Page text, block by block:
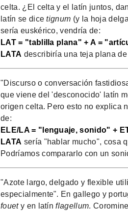
celta. ¿El celta y el latín juntos,
latín se dicetignum (y la hoja
sería euskérico, vendría de:
LAT = "tablilla plana" + A =
LATA describiría una teja plana
"Discurso o conversación
que viene del 'desconocido' latín
origen celta. Pero esto no explica
de:
ELE/LA = "lenguaje, sonido" +
LATA sería "hablar mucho", cosa
Podríamos compararlo con un
"Azote largo, delgado y flexible
especialmente". En gallego y
fouety en latínflagellum.